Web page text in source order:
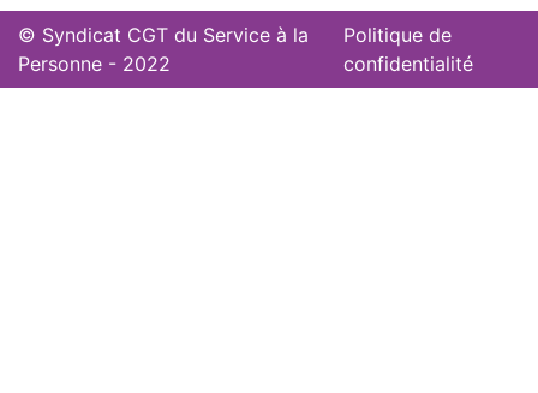
© Syndicat CGT du Service à la
Personne - 2022
Politique de
confidentialité